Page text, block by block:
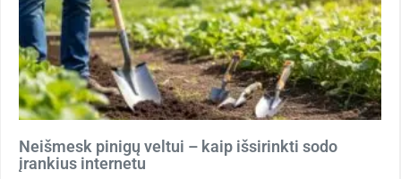
Neišmesk pinigų veltui – kaip išsirinkti sodo
įrankius internetu